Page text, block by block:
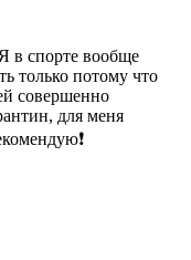
в спорте вообще
только потому что
совершенно
для меня